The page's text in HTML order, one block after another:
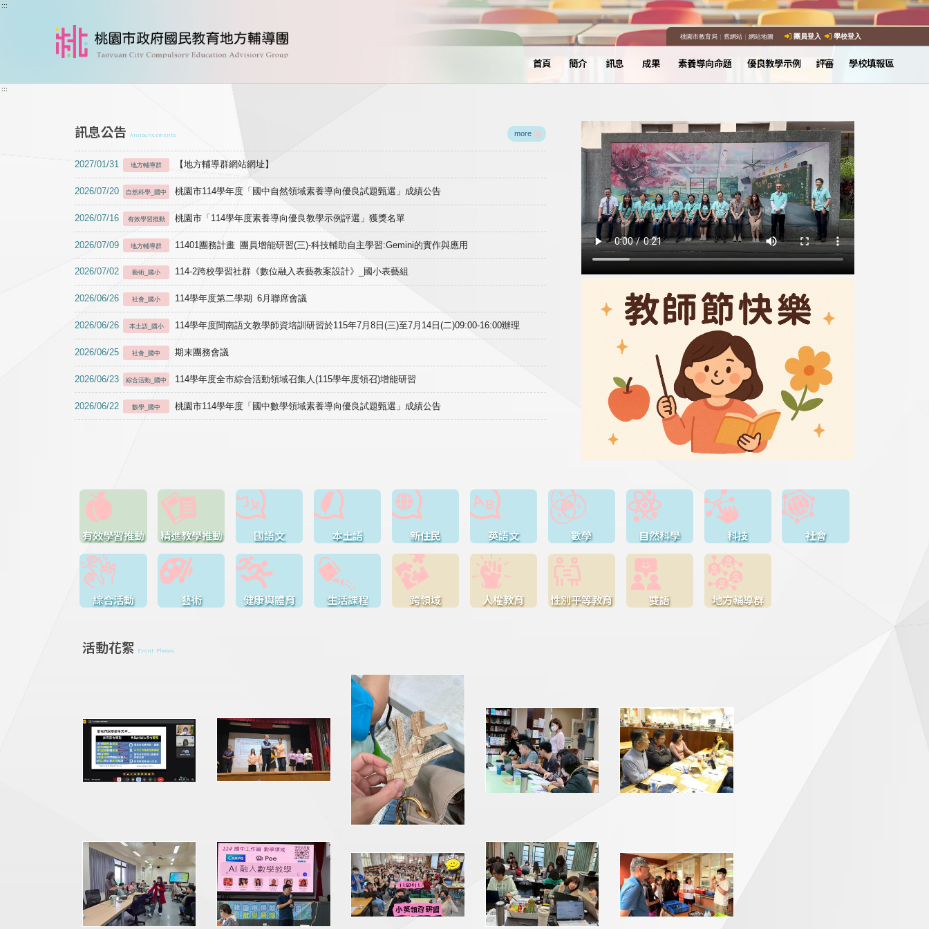
跳到主要內容
:::
桃園市教育局｜ 舊網站｜ 網站地圖 團員登入 學校登入
首頁 簡介 訊息 成果 素養導向命題 優良教學示例 評審 學校填報區
:::
訊息公告 Announcements more
2027/01/31 地方輔導群 【地方輔導群網站網址】
2026/07/20 自然科學_國中 桃園市114學年度「國中自然領域素養導向優良試題甄選」成績公告
2026/07/16 有效學習推動 桃園市「114學年度素養導向優良教學示例評選」獲獎名單
2026/07/09 地方輔導群 11401團務計畫 團員增能研習(三)-科技輔助自主學習:Gemini的實作與應用
2026/07/02 藝術_國小 114-2跨校學習社群《數位融入表藝教案設計》_國小表藝組
2026/06/26 社會_國小 114學年度第二學期 6月聯席會議
2026/06/26 本土語_國小 114學年度閩南語文教學師資培訓研習於115年7月8日(三)至7月14日(二)09:00-16:00辦理
2026/06/25 社會_國中 期末團務會議
2026/06/23 綜合活動_國中 114學年度全市綜合活動領域召集人(115學年度領召)增能研習
2026/06/22 數學_國中 桃園市114學年度「國中數學領域素養導向優良試題甄選」成績公告
有效學習推動 精進教學推動 國語文 本土語 新住民 英語文 數學 自然科學 科技 社會
綜合活動 藝術 健康與體育 生活課程 跨領域 人權教育 性別平等教育 雙語 地方輔導群
活動花絮 Event Photos